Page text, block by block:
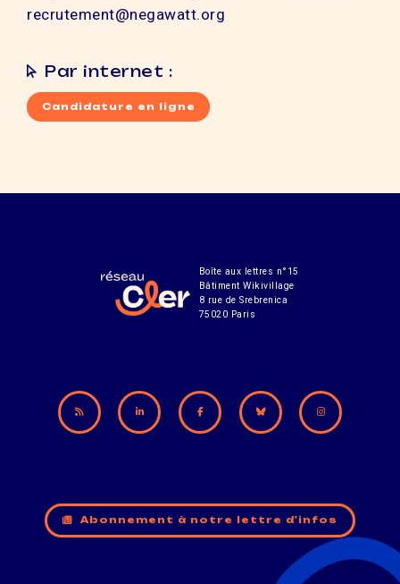
recrutement@negawatt.org
Par internet :
Candidature en ligne
Boîte aux lettres n°15
Bâtiment Wikivillage
8 rue de Srebrenica
75020 Paris
Abonnement à notre lettre d'infos